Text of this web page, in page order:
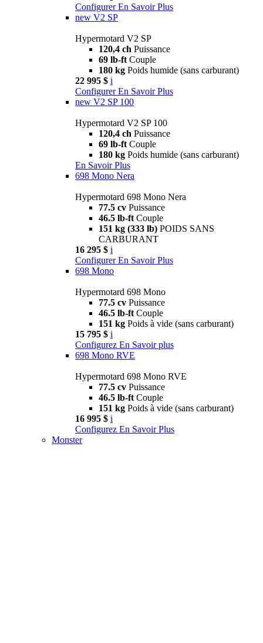
Configurer En Savoir Plus
new V2 SP
Hypermotard V2 SP
120,4 ch Puissance
69 lb-ft Couple
180 kg Poids humide (sans carburant)
22 995 $ i
Configurer En Savoir Plus
new V2 SP 100
Hypermotard V2 SP 100
120,4 ch Puissance
69 lb-ft Couple
180 kg Poids humide (sans carburant)
En Savoir Plus
698 Mono Nera
Hypermotard 698 Mono Nera
77.5 cv Puissance
46.5 lb-ft Couple
151 kg (333 lb) POIDS SANS
CARBURANT
16 295 $ i
Configurer En Savoir Plus
698 Mono
Hypermotard 698 Mono
77.5 cv Puissance
46.5 lb-ft Couple
151 kg Poids à vide (sans carburant)
15 795 $ i
Configurez En Savoir plus
698 Mono RVE
Hypermotard 698 Mono RVE
77.5 cv Puissance
46.5 lb-ft Couple
151 kg Poids à vide (sans carburant)
16 995 $ i
Configurez En Savoir Plus
Monster